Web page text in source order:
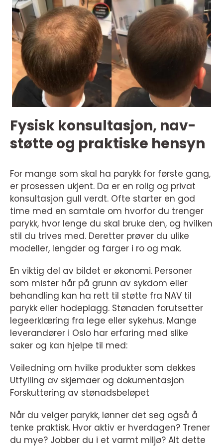
Fysisk konsultasjon, nav-
støtte og praktiske hensyn
For mange som skal ha parykk for første gang,
er prosessen ukjent. Da er en rolig og privat
konsultasjon gull verdt. Ofte starter en god
time med en samtale om hvorfor du trenger
parykk, hvor lenge du skal bruke den, og hvilken
stil du trives med. Deretter prøver du ulike
modeller, lengder og farger i ro og mak.
En viktig del av bildet er økonomi. Personer
som mister hår på grunn av sykdom eller
behandling kan ha rett til støtte fra NAV til
parykk eller hodeplagg. Stønaden forutsetter
legeerklæring fra lege eller sykehus. Mange
leverandører i Oslo har erfaring med slike
saker og kan hjelpe til med:
Veiledning om hvilke produkter som dekkes
Utfylling av skjemaer og dokumentasjon
Forskuttering av stønadsbeløpet
Når du velger parykk, lønner det seg også å
tenke praktisk. Hvor aktiv er hverdagen? Trener
du mye? Jobber du i et varmt miljø? Alt dette